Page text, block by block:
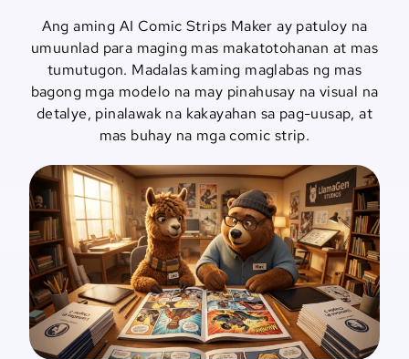
Ang aming AI Comic Strips Maker ay patuloy na
umuunlad para maging mas makatotohanan at mas
tumutugon. Madalas kaming maglabas ng mas
bagong mga modelo na may pinahusay na visual na
detalye, pinalawak na kakayahan sa pag-uusap, at
mas buhay na mga comic strip.